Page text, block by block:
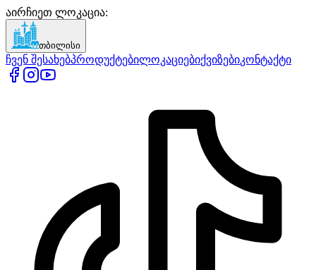
აირჩიეთ ლოკაცია:
თბილისი
ჩვენ შესახებპროდუქტებილოკაციებიქვიზებიკონტაქტი